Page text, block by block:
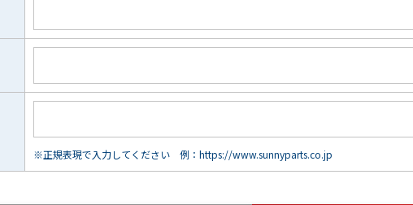
※正規表現で入力してください 例：https://www.sunnyparts.co.jp